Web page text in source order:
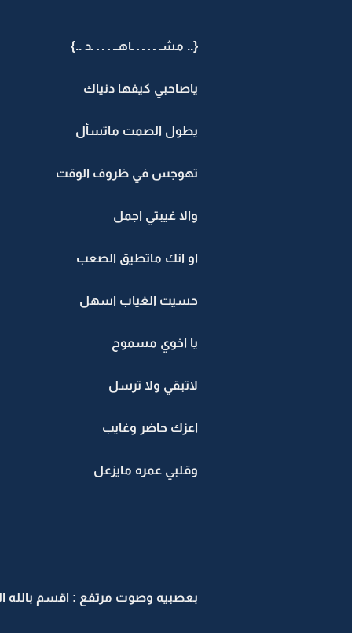
{.. مشـ ـ ـ ـ ـ ـاهــ ـ ـ ـ ـد ..}
ياصاحبي كيفها دنياك
يطول الصمت ماتسأل
تهوجس في ظروف الوقت
والا غيبتي اجمل
او انك ماتطيق الصعب
حسيت الغياب اسهل
يا اخوي مسموح
لاتبقي ولا ترسل
اعزك حاضر وغايب
وقلبي عمره مايزعل
بعصبيه وصوت مرتفع : اقسم بالله